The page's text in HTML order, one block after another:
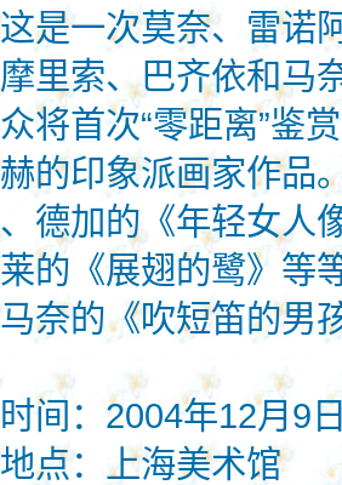
一次莫奈、雷诺阿
里索、巴齐依和马
将首次“零距离”鉴
的印象派画家作品
德加的《年轻女人
的《展翅的鹭》等
奈的《吹短笛的男
：2004年12月9日
：上海美术馆